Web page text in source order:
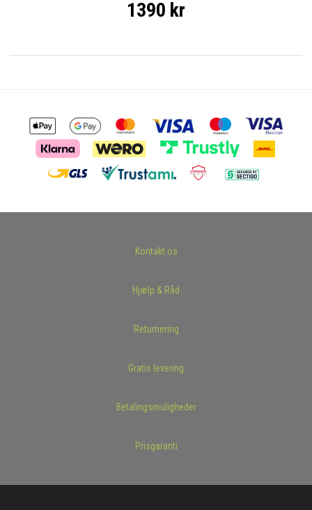
1390 kr
Kontakt os
Hjælp & Råd
Returnering
Gratis levering
Betalingsmuligheder
Prisgaranti